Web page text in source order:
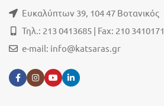
Ευκαλύπτων 39, 104 47 Βοτανικός
Τηλ.: 213 0413685 | Fax: 210 3410171
e-mail: info@katsaras.gr